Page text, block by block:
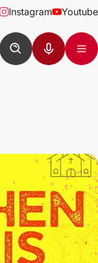
Instagram Youtube